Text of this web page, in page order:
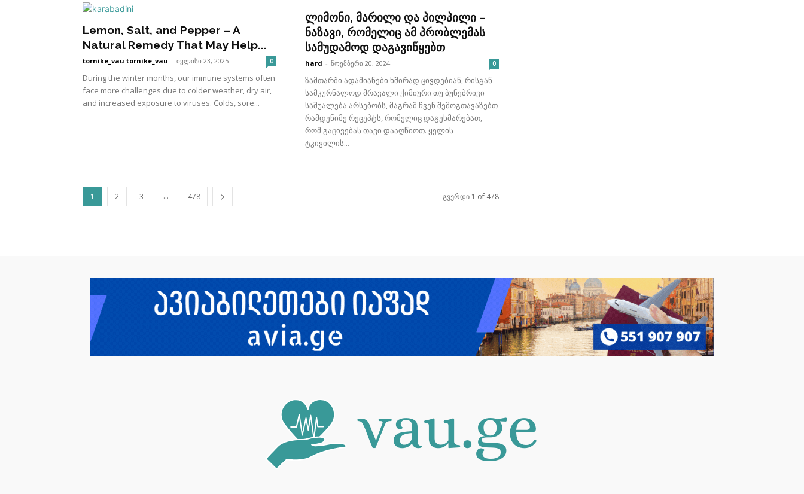
Lemon, Salt, and Pepper – A
Natural Remedy That May Help...
tornike_vau tornike_vau - ივლისი 23, 2025 0
During the winter months, our immune systems often
face more challenges due to colder weather, dry air,
and increased exposure to viruses. Colds, sore...
ლიმონი, მარილი და პილპილი –
ნაზავი, რომელიც ამ პრობლემას
სამუდამოდ დაგავიწყებთ
hard - ნოემბერი 20, 2024 0
ზამთარში ადამიანები ხშირად ცივდებიან, რისგან
სამკურნალოდ მრავალი ქიმიური თუ ბუნებრივი
საშუალება არსებობს, მაგრამ ჩვენ შემოგთავაზებთ
რამდენიმე რეცეპტს, რომელიც დაგეხმარებათ,
რომ გაცივებას თავი დააღწიოთ. ყელის
ტკივილის...
1 2 3 ... 478 გვერდი 1 of 478